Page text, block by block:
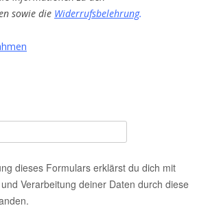
sowie die Widerrufsbelehrung.
dieses Formulars erklärst du dich mit
Verarbeitung deiner Daten durch diese